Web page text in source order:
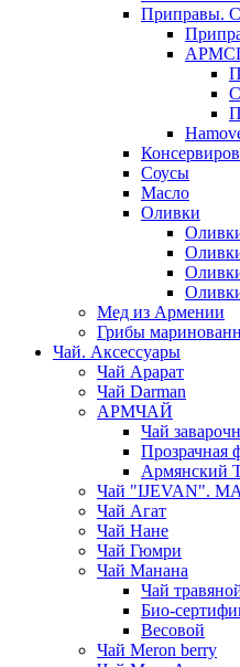
Приправы.
Соусы
Масло
Оливки
Мед из Армении
Грибы
Чай. Аксессуары
Чай Арарат
Чай Darman
АРМЧАЙ
Чай
Прозрачная
Армянский
Чай "IJEVAN".
Чай Агат
Чай Нане
Чай Гюмри
Чай Манана
Чай
Био-
Весовой
Чай Meron berry